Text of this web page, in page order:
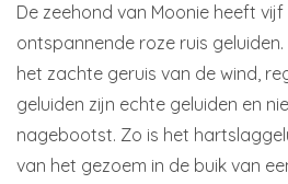
De zeehond van Moonie heeft
ontspannende roze ruis
het zachte geruis van de wind,
geluiden zijn echte geluiden en
nagebootst. Zo is het
van het gezoem in de buik van